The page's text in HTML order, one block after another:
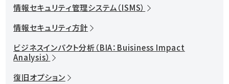
情報セキュリティ管理システム（ISMS）
情報セキュリティ方針
ビジネスインパクト分析（BIA：Buisiness Impact
Analysis）
復旧オプション